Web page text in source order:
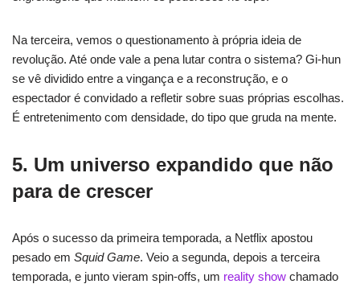
Na terceira, vemos o questionamento à própria ideia de
revolução. Até onde vale a pena lutar contra o sistema? Gi-hun
se vê dividido entre a vingança e a reconstrução, e o
espectador é convidado a refletir sobre suas próprias escolhas.
É entretenimento com densidade, do tipo que gruda na mente.
5. Um universo expandido que não
para de crescer
Após o sucesso da primeira temporada, a Netflix apostou
pesado em Squid Game. Veio a segunda, depois a terceira
temporada, e junto vieram spin-offs, um reality show chamado